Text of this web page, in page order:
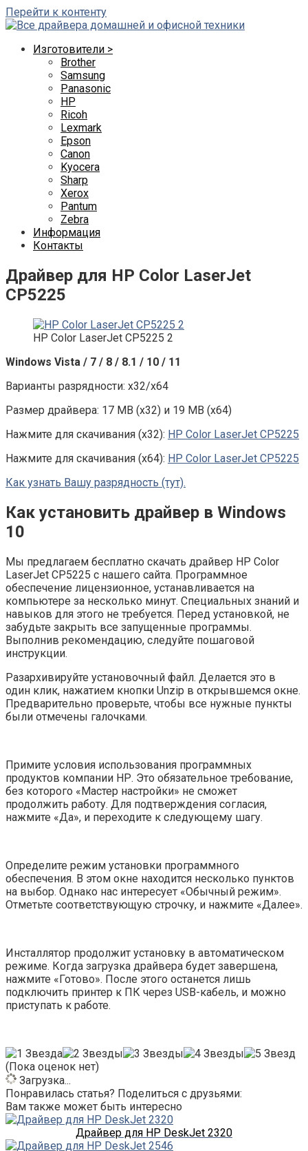
Перейти к контенту
Изготовители >
Brother
Samsung
Panasonic
HP
Ricoh
Lexmark
Epson
Canon
Kyocera
Sharp
Xerox
Pantum
Zebra
Информация
Контакты
Драйвер для HP Color LaserJet
CP5225
HP Color LaserJet CP5225 2
Windows Vista / 7 / 8 / 8.1 / 10 / 11
Варианты разрядности: x32/x64
Размер драйвера: 17 MB (x32) и 19 MB (x64)
Нажмите для скачивания (x32): HP Color LaserJet CP5225
Нажмите для скачивания (x64): HP Color LaserJet CP5225
Как узнать Вашу разрядность (тут).
Как установить драйвер в Windows
10
Мы предлагаем бесплатно скачать драйвер HP Color
LaserJet CP5225 с нашего сайта. Программное
обеспечение лицензионное, устанавливается на
компьютере за несколько минут. Специальных знаний и
навыков для этого не требуется. Перед установкой, не
забудьте закрыть все запущенные программы.
Выполнив рекомендацию, следуйте пошаговой
инструкции.
Разархивируйте установочный файл. Делается это в
один клик, нажатием кнопки Unzip в открывшемся окне.
Предварительно проверьте, чтобы все нужные пункты
были отмечены галочками.
Примите условия использования программных
продуктов компании НР. Это обязательное требование,
без которого «Мастер настройки» не сможет
продолжить работу. Для подтверждения согласия,
нажмите «Да», и переходите к следующему шагу.
Определите режим установки программного
обеспечения. В этом окне находится несколько пунктов
на выбор. Однако нас интересует «Обычный режим».
Отметьте соответствующую строчку, и нажмите «Далее».
Инсталлятор продолжит установку в автоматическом
режиме. Когда загрузка драйвера будет завершена,
нажмите «Готово». После этого останется лишь
подключить принтер к ПК через USB-кабель, и можно
приступать к работе.
(Пока оценок нет)
Загрузка...
Понравилась статья? Поделиться с друзьями:
Вам также может быть интересно
Драйвер для HP DeskJet 2320